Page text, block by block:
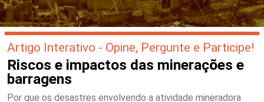
Artigo Interativo - Opine, Pergunte e Participe!
Riscos e impactos das minerações e
barragens
Por que os desastres envolvendo a atividade mineradora